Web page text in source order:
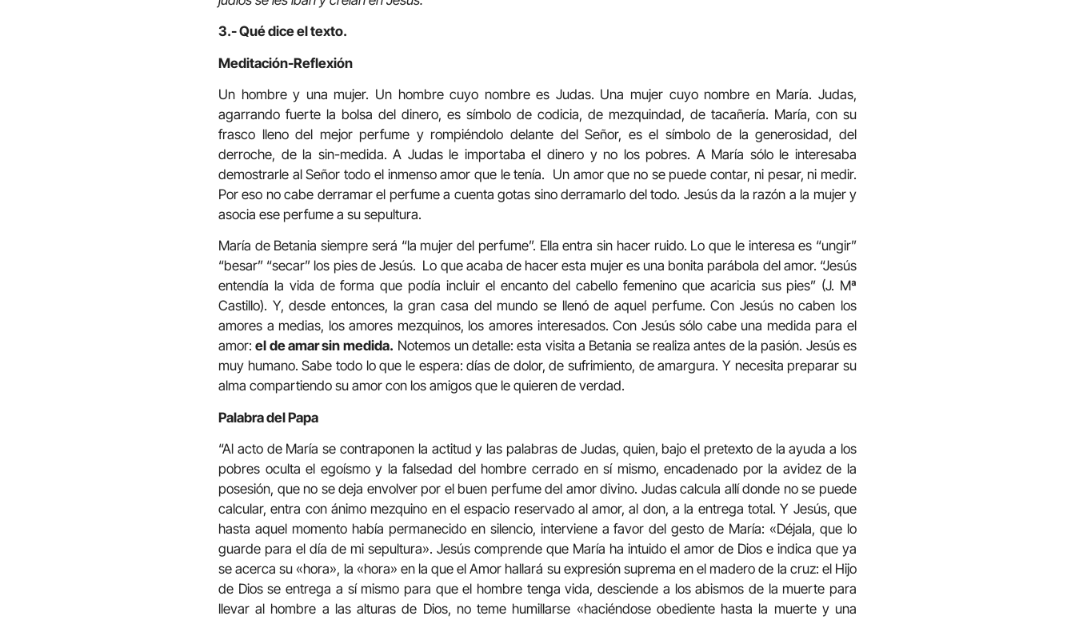
3.- Qué dice el texto.
Meditación-Reflexión
Un hombre y una mujer. Un hombre cuyo nombre es Judas. Una mujer cuyo nombre en María. Judas,
agarrando fuerte la bolsa del dinero, es símbolo de codicia, de mezquindad, de tacañería. María, con su
frasco lleno del mejor perfume y rompiéndolo delante del Señor, es el símbolo de la generosidad, del
derroche, de la sin-medida. A Judas le importaba el dinero y no los pobres. A María sólo le interesaba
demostrarle al Señor todo el inmenso amor que le tenía. Un amor que no se puede contar, ni pesar, ni medir.
Por eso no cabe derramar el perfume a cuenta gotas sino derramarlo del todo. Jesús da la razón a la mujer y
asocia ese perfume a su sepultura.
María de Betania siempre será “la mujer del perfume”. Ella entra sin hacer ruido. Lo que le interesa es “ungir”
“besar” “secar” los pies de Jesús. Lo que acaba de hacer esta mujer es una bonita parábola del amor. “Jesús
entendía la vida de forma que podía incluir el encanto del cabello femenino que acaricia sus pies” (J. Mª
Castillo). Y, desde entonces, la gran casa del mundo se llenó de aquel perfume. Con Jesús no caben los
amores a medias, los amores mezquinos, los amores interesados. Con Jesús sólo cabe una medida para el
amor:el de amar sin medida. Notemos un detalle: esta visita a Betania se realiza antes de la pasión. Jesús es
muy humano. Sabe todo lo que le espera: días de dolor, de sufrimiento, de amargura. Y necesita preparar su
alma compartiendo su amor con los amigos que le quieren de verdad.
Palabra del Papa
“Al acto de María se contraponen la actitud y las palabras de Judas, quien, bajo el pretexto de la ayuda a los
pobres oculta el egoísmo y la falsedad del hombre cerrado en sí mismo, encadenado por la avidez de la
posesión, que no se deja envolver por el buen perfume del amor divino. Judas calcula allí donde no se puede
calcular, entra con ánimo mezquino en el espacio reservado al amor, al don, a la entrega total. Y Jesús, que
hasta aquel momento había permanecido en silencio, interviene a favor del gesto de María: «Déjala, que lo
guarde para el día de mi sepultura». Jesús comprende que María ha intuido el amor de Dios e indica que ya
se acerca su «hora», la «hora» en la que el Amor hallará su expresión suprema en el madero de la cruz: el Hijo
de Dios se entrega a sí mismo para que el hombre tenga vida, desciende a los abismos de la muerte para
llevar al hombre a las alturas de Dios, no teme humillarse «haciéndose obediente hasta la muerte y una